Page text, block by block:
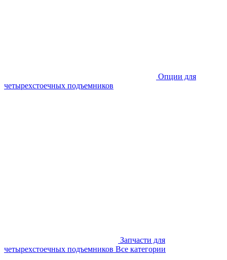
Опции для
четырехстоечных подъемников
Запчасти для
четырехстоечных подъемников Все категории